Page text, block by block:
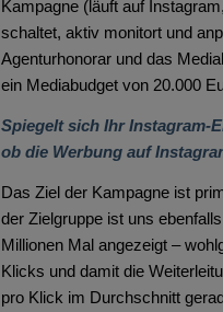
Kampagne (läuft auf
schaltet, aktiv monitort und
Agenturhonorar und das
ein Mediabudget von 20.000
Spiegelt sich Ihr Instagram-
ob die Werbung auf
Das Ziel der Kampagne ist
der Zielgruppe ist uns
Millionen Mal angezeigt –
Klicks und damit die
pro Klick im Durchschnitt